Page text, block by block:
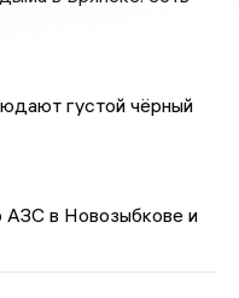
густой чёрный
АЗС в Новозыбкове и